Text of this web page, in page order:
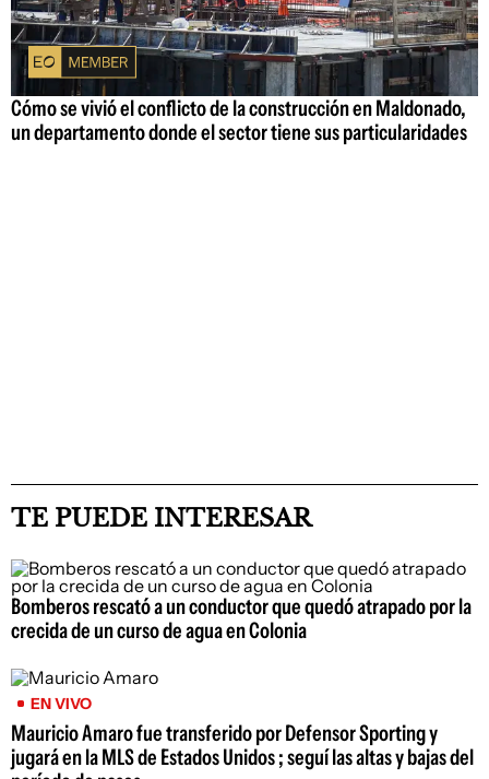
Cómo se vivió el conflicto de la construcción en Maldonado,
un departamento donde el sector tiene sus particularidades
TE PUEDE INTERESAR
Bomberos rescató a un conductor que quedó atrapado por la
crecida de un curso de agua en Colonia
EN VIVO
Mauricio Amaro fue transferido por Defensor Sporting y
jugará en la MLS de Estados Unidos ; seguí las altas y bajas del